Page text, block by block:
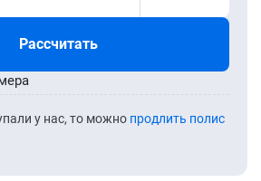
Рассчитать
у нас, то можно продлить полис